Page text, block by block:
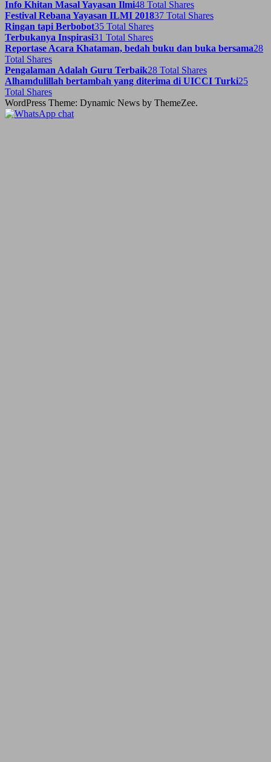
Info Khitan Masal Yayasan Ilmi48 Total Shares
Festival Rebana Yayasan ILMI 201837 Total Shares
Ringan tapi Berbobot35 Total Shares
Terbukanya Inspirasi31 Total Shares
Reportase Acara Khataman, bedah buku dan buka bersama28
Total Shares
Pengalaman Adalah Guru Terbaik28 Total Shares
Alhamdulillah bertambah yang diterima di UICCI Turki25
Total Shares
WordPress Theme: Dynamic News by ThemeZee.